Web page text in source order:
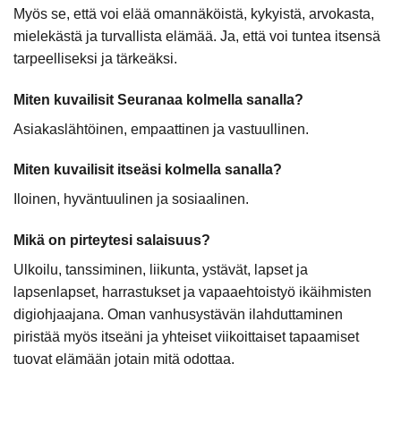
Myös se, että voi elää omannäköistä, kykyistä, arvokasta,
mielekästä ja turvallista elämää. Ja, että voi tuntea itsensä
tarpeelliseksi ja tärkeäksi.
Miten kuvailisit Seuranaa kolmella sanalla?
Asiakaslähtöinen, empaattinen ja vastuullinen.
Miten kuvailisit itseäsi kolmella sanalla?
Iloinen, hyväntuulinen ja sosiaalinen.
Mikä on pirteytesi salaisuus?
Ulkoilu, tanssiminen, liikunta, ystävät, lapset ja
lapsenlapset, harrastukset ja vapaaehtoistyö ikäihmisten
digiohjaajana. Oman vanhusystävän ilahduttaminen
piristää myös itseäni ja yhteiset viikoittaiset tapaamiset
tuovat elämään jotain mitä odottaa.